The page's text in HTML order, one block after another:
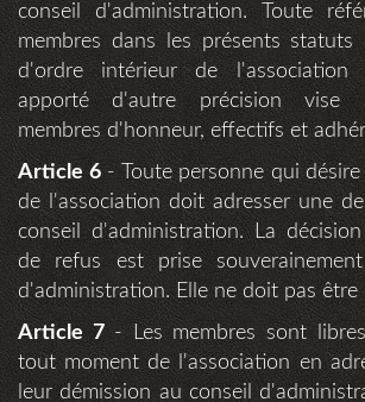
conseil d'administration. Toute
membres dans les présents
d'ordre intérieur de
apporté d'autre précision vise
membres d'honneur, effectifs et
Article 6- Toute personne qui désire
de l'association doit adresser une
conseil d'administration. La
de refus est prise
d'administration. Elle ne doit pas être
Article 7- Les membres sont
tout moment de l'association en
leur démission au conseil